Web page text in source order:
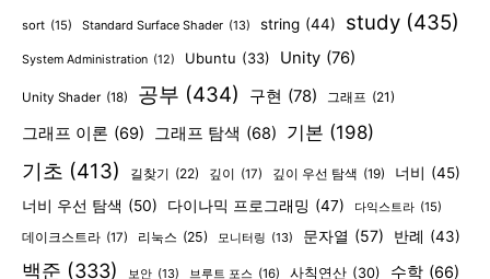
sort (15) Standard Surface Shader (13) string (44) study (435)
System Administration (12) Ubuntu (33) Unity (76)
Unity Shader (18) 공부 (434) 구현 (78) 그래프 (21)
그래프 이론 (69) 그래프 탐색 (68) 기본 (198)
기초 (413) 길찾기 (22) 깊이 (17) 깊이 우선 탐색 (19) 너비 (45)
너비 우선 탐색 (50) 다이나믹 프로그래밍 (47) 다익스트라 (15)
데이크스트라 (17) 리눅스 (25) 모니터링 (13) 문자열 (57) 반례 (43)
백준 (333) 보안 (13) 브루트 포스 (16) 사칙연산 (30) 수학 (66)